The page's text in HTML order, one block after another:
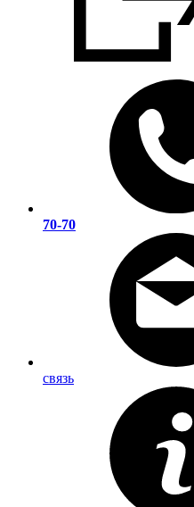
70-70
связь